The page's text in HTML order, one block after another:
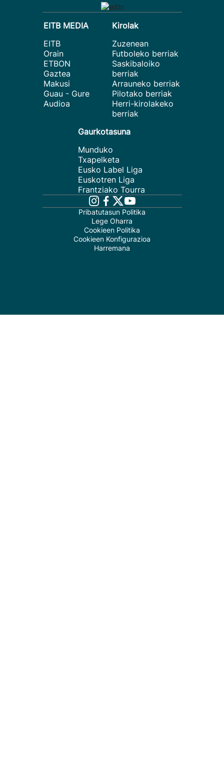
EITB MEDIA
EITB
Orain
ETBON
Gaztea
Makusi
Guau - Gure
Audioa
Kirolak
Zuzenean
Futboleko berriak
Saskibaloiko
berriak
Arrauneko berriak
Pilotako berriak
Herri-kirolakeko
berriak
Gaurkotasuna
Munduko
Txapelketa
Eusko Label Liga
Euskotren Liga
Frantziako Tourra
Pribatutasun Politika
Lege Oharra
Cookieen Politika
Cookieen Konfigurazioa
Harremana